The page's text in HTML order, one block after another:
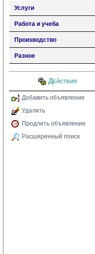
Услуги
Работа и учеба
Производство
Разное
Действия
Добавить объявление
Удалить
Продлить объявление
Расширенный поиск